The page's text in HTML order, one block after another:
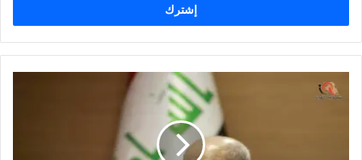
بالوثائق
والاثباتات